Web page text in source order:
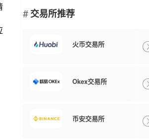
交易所推荐
火币交易所
Okex交易所
币安交易所